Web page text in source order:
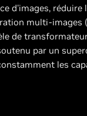
d'images,
multi-
de
par un
les